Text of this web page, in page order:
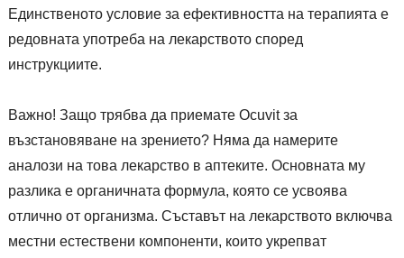
Единственото условие за ефективността на терапията е
редовната употреба на лекарството според
инструкциите.
Важно! Защо трябва да приемате Ocuvit за
възстановяване на зрението? Няма да намерите
аналози на това лекарство в аптеките. Основната му
разлика е органичната формула, която се усвоява
отлично от организма. Съставът на лекарството включва
местни естествени компоненти, които укрепват